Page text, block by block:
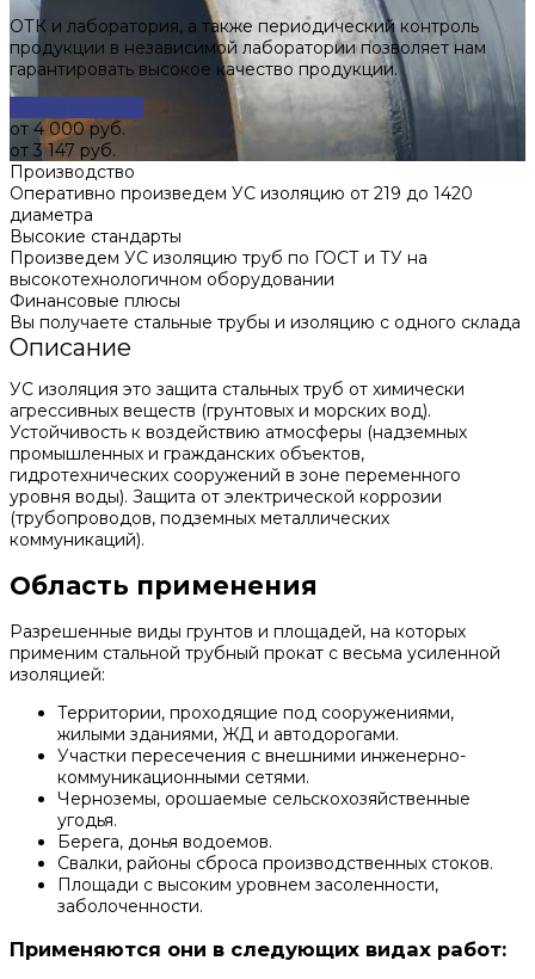
ОТК и лаборатория, а также периодический контроль
продукции в независимой лаборатории позволяет нам
гарантировать высокое качество продукции.
от 4 000 руб.
от 3 147 руб.
Производство
Оперативно произведем УС изоляцию от 219 до 1420
диаметра
Высокие стандарты
Произведем УС изоляцию труб по ГОСТ и ТУ на
высокотехнологичном оборудовании
Финансовые плюсы
Вы получаете стальные трубы и изоляцию с одного склада
Описание
УС изоляция это защита стальных труб от химически
агрессивных веществ (грунтовых и морских вод).
Устойчивость к воздействию атмосферы (надземных
промышленных и гражданских объектов,
гидротехнических сооружений в зоне переменного
уровня воды). Защита от электрической коррозии
(трубопроводов, подземных металлических
коммуникаций).
Область применения
Разрешенные виды грунтов и площадей, на которых
применим стальной трубный прокат с весьма усиленной
изоляцией:
Территории, проходящие под сооружениями,
жилыми зданиями, ЖД и автодорогами.
Участки пересечения с внешними инженерно-
коммуникационными сетями.
Черноземы, орошаемые сельскохозяйственные
угодья.
Берега, донья водоемов.
Свалки, районы сброса производственных стоков.
Площади с высоким уровнем засоленности,
заболоченности.
Применяются они в следующих видах работ: